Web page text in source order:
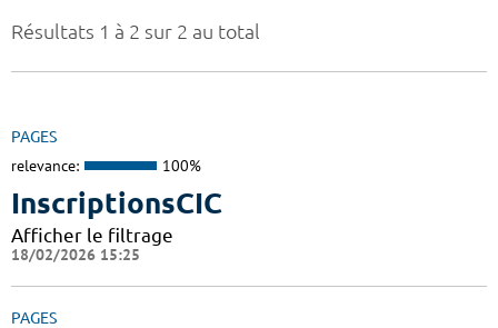
Résultats 1 à 2 sur 2 au total
PAGES
relevance: 100%
InscriptionsCIC
Afficher le filtrage
18/02/2026 15:25
PAGES